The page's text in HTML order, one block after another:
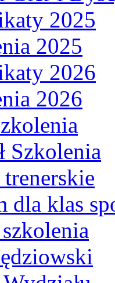
2025
2025
2026
2026
Szkolenia
dla klas